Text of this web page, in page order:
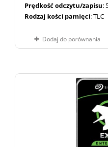
Prędkość odczytu/zapisu:
Rodzaj kości pamięci: TLC
Dodaj do porównania